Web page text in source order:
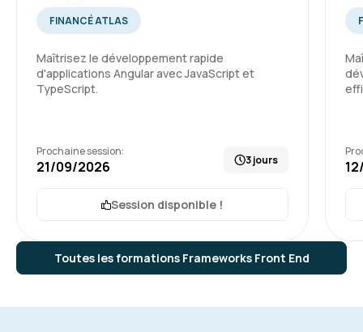
Toutes les formations Frameworks Front End
FINANCÉ ATLAS
Maîtrisez le développement rapide
d'applications Angular avec JavaScript et
TypeScript.
Prochaine session:
21/09/2026 3 jours
Session disponible !